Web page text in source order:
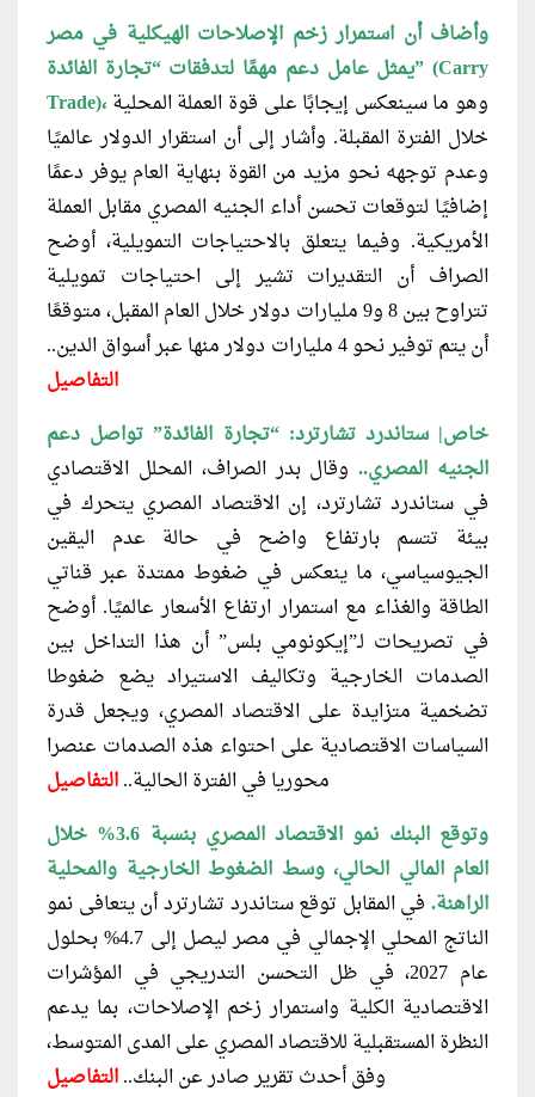
وأضاف أن استمرار زخم الإصلاحات الهيكلية في مصر
يمثل عامل دعم مهمًا لتدفقات “تجارة الفائدة” (Carry
Trade)،
خلال الفترة المقبلة. وأشار إلى أن استقرار الدولار عالميًا
وعدم توجهه نحو مزيد من القوة بنهاية العام يوفر دعمًا
إضافيًا لتوقعات تحسن أداء الجنيه المصري مقابل العملة
الأمريكية. وفيما يتعلق بالاحتياجات التمويلية، أوضح
الصراف أن التقديرات تشير إلى احتياجات تمويلية
تتراوح بين 8 و9 مليارات دولار خلال العام المقبل، متوقعًا
أن يتم توفير نحو 4 مليارات دولار منها عبر أسواق الدين..
التفاصيل
خاص| ستاندرد تشارترد: “تجارة الفائدة” تواصل دعم
الجنيه المصري.. وقال بدر الصراف، المحلل الاقتصادي
في ستاندرد تشارترد، إن الاقتصاد المصري يتحرك في
بيئة تتسم بارتفاع واضح في حالة عدم اليقين
الجيوسياسي، ما ينعكس في ضغوط ممتدة عبر قناتي
الطاقة والغذاء مع استمرار ارتفاع الأسعار عالميًا. أوضح
في تصريحات لـ”إيكونومي بلس” أن هذا التداخل بين
الصدمات الخارجية وتكاليف الاستيراد يضع ضغوطا
تضخمية متزايدة على الاقتصاد المصري، ويجعل قدرة
السياسات الاقتصادية على احتواء هذه الصدمات عنصرا
محوريا في الفترة الحالية..التفاصيل
وتوقع البنك نمو الاقتصاد المصري بنسبة 3.6% خلال
العام المالي الحالي، وسط الضغوط الخارجية والمحلية
الراهنة. في المقابل توقع ستاندرد تشارترد أن يتعافى نمو
الناتج المحلي الإجمالي في مصر ليصل إلى 4.7% بحلول
عام 2027، في ظل التحسن التدريجي في المؤشرات
الاقتصادية الكلية واستمرار زخم الإصلاحات، بما يدعم
النظرة المستقبلية للاقتصاد المصري على المدى المتوسط،
وفق أحدث تقرير صادر عن البنك..التفاصيل